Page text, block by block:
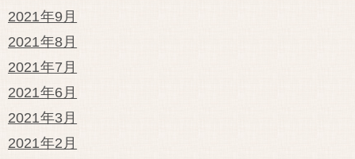
2021年9月
2021年8月
2021年7月
2021年6月
2021年3月
2021年2月